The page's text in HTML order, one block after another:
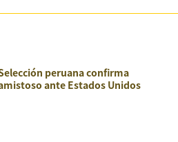
peruana confirma
ante Estados Unidos